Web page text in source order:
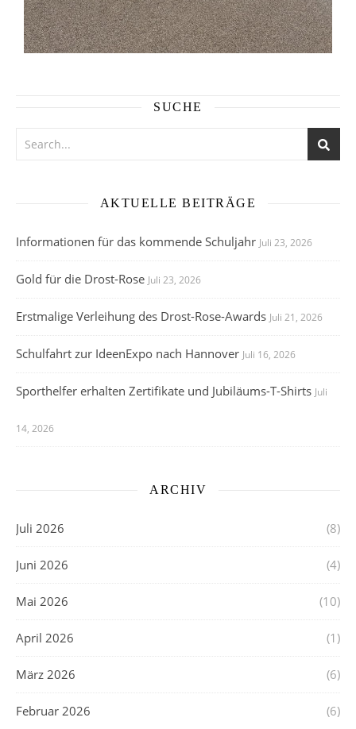
SUCHE
AKTUELLE BEITRÄGE
Informationen für das kommende Schuljahr Juli 23, 2026
Gold für die Drost-Rose Juli 23, 2026
Erstmalige Verleihung des Drost-Rose-Awards Juli 21, 2026
Schulfahrt zur IdeenExpo nach Hannover Juli 16, 2026
Sporthelfer erhalten Zertifikate und Jubiläums-T-Shirts Juli
14, 2026
ARCHIV
Juli 2026 (8)
Juni 2026 (4)
Mai 2026 (10)
April 2026 (1)
März 2026 (6)
Februar 2026 (6)